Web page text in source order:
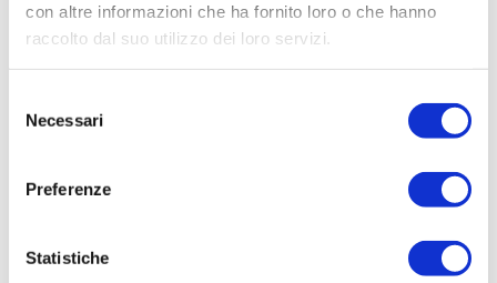
con altre informazioni che ha fornito loro o che hanno
raccolto dal suo utilizzo dei loro servizi.
delNecessari
Preferenze
Statistiche
Procedura di scelta:
Affidamento ai sensi del Regolamento Generale
Aziendale per Lavori Servizi e Forniture
Aggiudicatario Nome:
N.S.A. NON SOLO AMBIENTE SRL - cod. fisc.
Tempi di completamento: